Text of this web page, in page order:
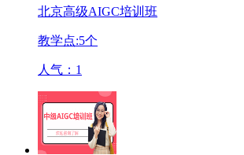
北京高级AIGC培训班
教学点:5个
人气： 1